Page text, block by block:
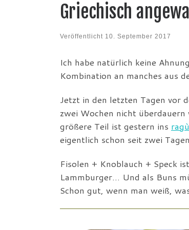
Griechisch
Veröffentlicht 10. September 2017
Ich habe natürlich keine
Kombination an manches aus
Jetzt in den letzten Tagen vor
zwei Wochen nicht
größere Teil ist gestern ins
eigentlich schon seit zwei
Fisolen + Knoblauch + Speck
Lammburger… Und als Buns
Schon gut, wenn man weiß,